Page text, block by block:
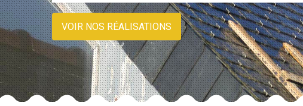
VOIR NOS RÉALISATIONS